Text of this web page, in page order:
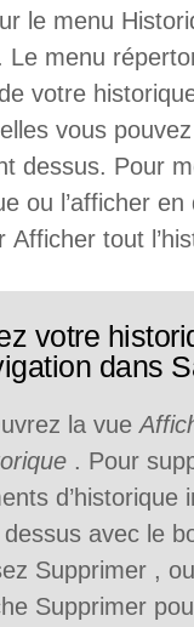
le menu
Le menu
votre
vous
dessus. Pour
ou l’afficher
Afficher tout
votre
dans
la vue
. Pour
d’historique
dessus avec le
Supprimer ,
Supprimer